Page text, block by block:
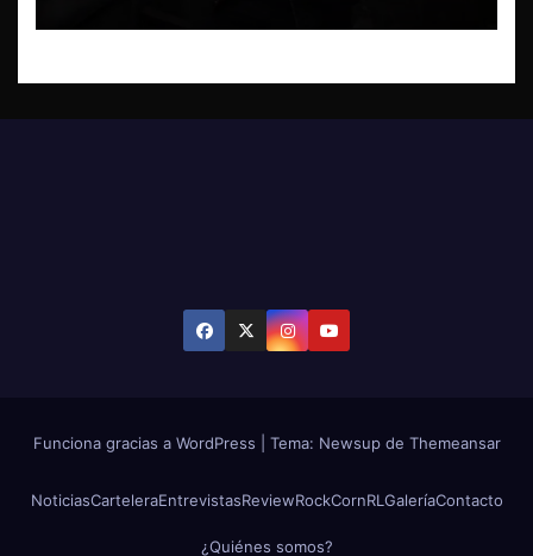
Funciona gracias a WordPress Tema: Newsup de Themeansar
NoticiasCarteleraEntrevistasReviewRockCornRLGaleríaContacto
¿Quiénes somos?